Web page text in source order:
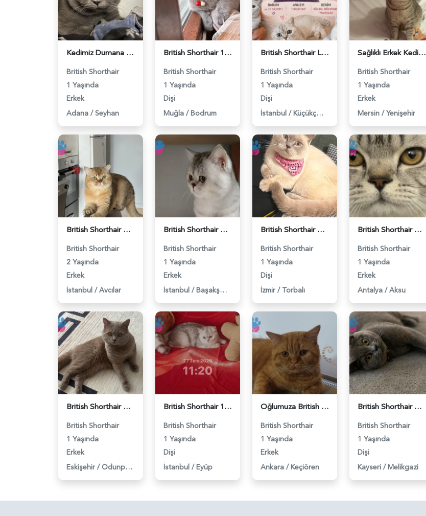
Kedimiz Dumana Dişi Eş arıyoruz - 118984658
British Shorthair
1 Yaşında
Erkek
Adana / Seyhan
British Shorthair 1 Yaşında Eş Arıyor - 118984662
British Shorthair
1 Yaşında
Dişi
Muğla / Bodrum
British Shorthair Lady kociş arıyor - 118984656
British Shorthair
1 Yaşında
Dişi
İstanbul / Küçükçekmece
Sağlıklı Erkek Kedi Bobi’ye Eş Aranıyor - 118984657
British Shorthair
1 Yaşında
Erkek
Mersin / Yenişehir
British Shorthair Erkek Kızgınlıkta - 118984651
British Shorthair
2 Yaşında
Erkek
İstanbul / Avcılar
British Shorthair Duma Eş Arıyorum - 118984650
British Shorthair
1 Yaşında
Erkek
İstanbul / Başakşehir
British Shorthair Kedime Eş Arıyorum - 118984649
British Shorthair
1 Yaşında
Dişi
İzmir / Torbalı
British Shorthair Damadımıza Gelin Arıyoruz - 118984627
British Shorthair
1 Yaşında
Erkek
Antalya / Aksu
British Shorthair Oğlumuza eş arıyoruz - 118984638
British Shorthair
1 Yaşında
Erkek
Eskişehir / Odunpazarı
British Shorthair 11 Aylık Kızım Eş Arıyor - 118984640
British Shorthair
1 Yaşında
Dişi
İstanbul / Eyüp
Oğlumuza British güzel dişi arıyoruz - 118984620
British Shorthair
1 Yaşında
Erkek
Ankara / Keçiören
British Shorthair Kızım Mila'ya eş arıyorum - 118984614
British Shorthair
1 Yaşında
Dişi
Kayseri / Melikgazi